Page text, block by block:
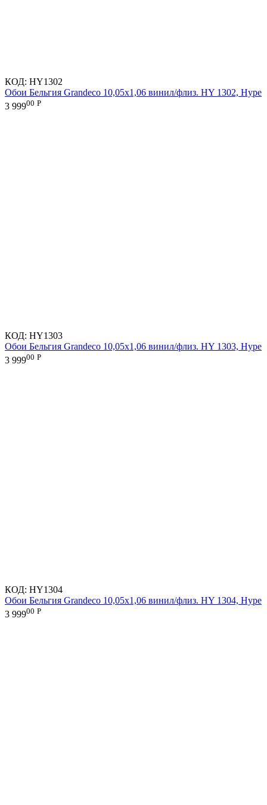
КОД: HY1302
Обои Бельгия Grandeco 10,05х1,06 винил/флиз. HY 1302, Hype
3 99900 Р
КОД: HY1303
Обои Бельгия Grandeco 10,05х1,06 винил/флиз. HY 1303, Hype
3 99900 Р
КОД: HY1304
Обои Бельгия Grandeco 10,05х1,06 винил/флиз. HY 1304, Hype
3 99900 Р